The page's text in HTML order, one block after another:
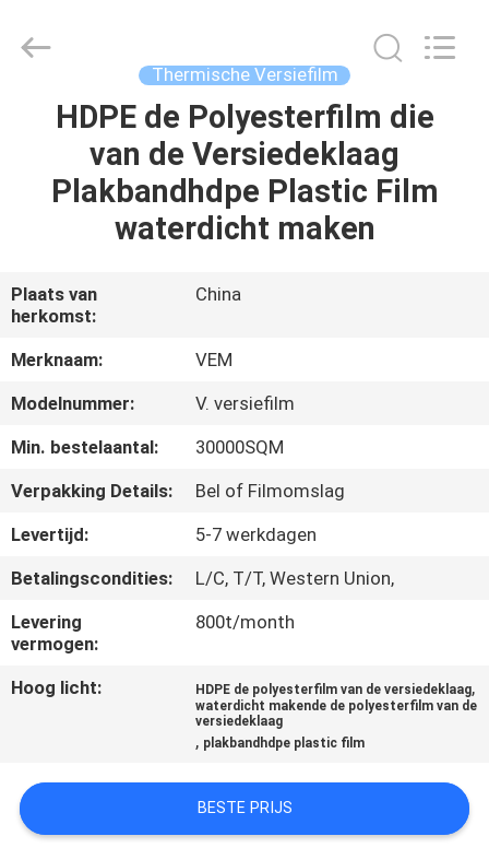
HUIS
PRODUCTEN
VR-
SHOW
OVER
FABRIEKSTOCHT
KWALITEITSCONTROLE
NEEM
ONS
OP
Technology
(Shanghai)
Thermische Versiefilm
HDPE de Polyesterfilm die
van de Versiedeklaag
Plakbandhdpe Plastic Film
waterdicht maken
Plaats van
herkomst:
China
Merknaam:
VEM
Modelnummer:
V. versiefilm
Min. bestelaantal:
30000SQM
Verpakking Details:
Bel of Filmomslag
Levertijd:
5-7 werkdagen
Betalingscondities:
L/C, T/T, Western Union,
Levering
vermogen:
800t/month
Hoog licht: HDPE de polyesterfilm van de versiedeklaag,
waterdicht makende de polyesterfilm van de
versiedeklaag
, plakbandhdpe plastic film
BESTE PRIJS